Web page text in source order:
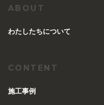
ABOUT
︎わたしたちについて
CONTENT
施工事例